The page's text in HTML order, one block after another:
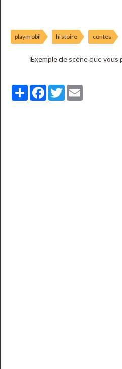
playmobil histoire contes
Exemple de scène que
PartagerFacebook
TwitterEmail